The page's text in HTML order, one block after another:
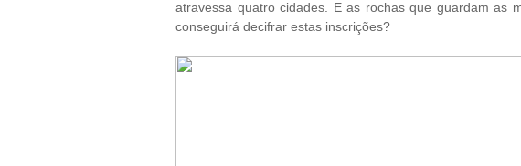
atravessa quatro cidades. E as rochas que guardam as
conseguirá decifrar estas inscrições?